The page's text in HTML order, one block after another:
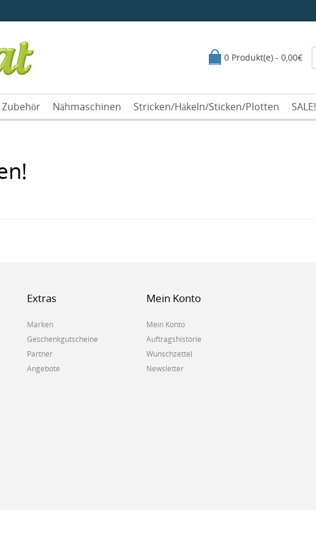
0 Produkt(e) - 0,00€
Zubehör Nähmaschinen Stricken/Häkeln/Sticken/Plotten SALE!
Extras
Marken
Geschenkgutscheine
Partner
Angebote
Mein Konto
Mein Konto
Auftragshistorie
Wunschzettel
Newsletter